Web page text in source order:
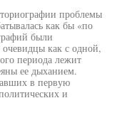
проблемы
как бы «по
были
как с одной,
периода лежит
ее дыханием.
в первую
и